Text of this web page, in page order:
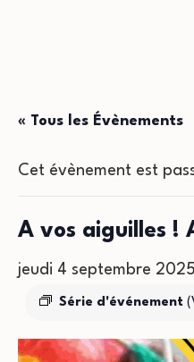
« Tous les Évènements
Cet évènement est
A vos aiguilles !
jeudi 4 septembre
Série d'événement